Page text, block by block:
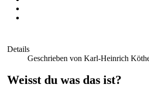
Details
Geschrieben von Karl-Heinrich
Weisst du was das ist?